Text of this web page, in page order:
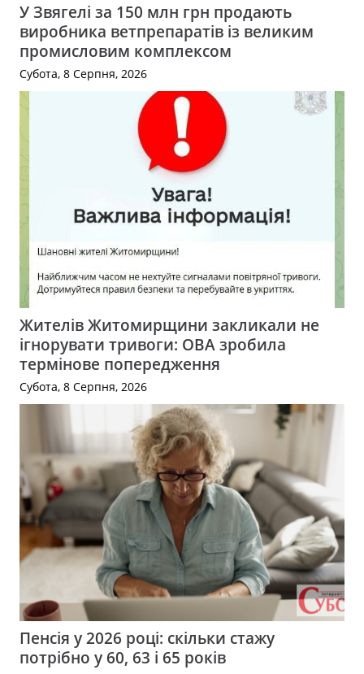
У Звягелі за 150 млн грн продають
виробника ветпрепаратів із великим
промисловим комплексом
Субота, 8 Серпня, 2026
Жителів Житомирщини закликали не
ігнорувати тривоги: ОВА зробила
термінове попередження
Субота, 8 Серпня, 2026
Пенсія у 2026 році: скільки стажу
потрібно у 60, 63 і 65 років